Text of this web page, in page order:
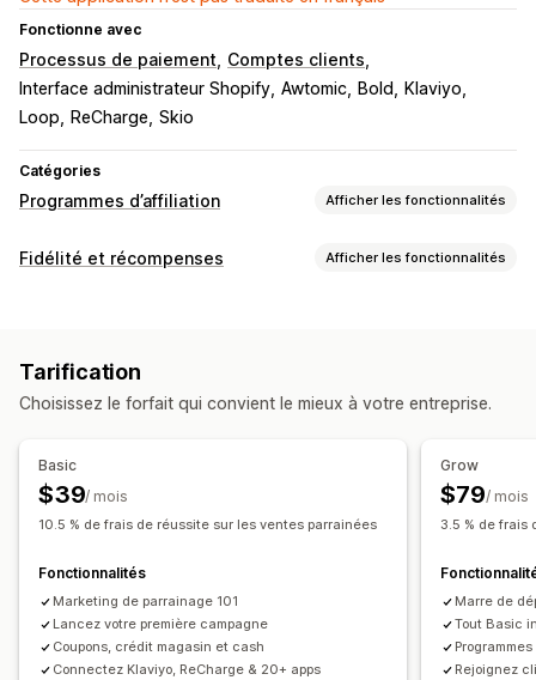
Fonctionne avec
Processus de paiement Comptes clients
Interface administrateur Shopify Awtomic Bold
Klaviyo
Loop
ReCharge Skio
Catégories
Programmes d’affiliation Afficher les fonctionnalités
Options de commission
Gestion des parrainages
Analyses de données
Génération de liens en bloc
Suivi par e-mail
Pop-ups après-vente
Protection contre les fraudes
Expérience des affiliés
Tableaux de bord personnalisés
Inscription personnalisée
Portail à l’image de la marque
Fidélité et récompenses Afficher les fonctionnalités
Programmes d’affiliation
Programmes de remises en espèces
Récompenses que vous pouvez offrir
Coupons
Remises en espèces
Récompenses personnalisées
Tarification
Choisissez le forfait qui convient le mieux à votre entreprise.
Basic
$39/ mois
10.5 % de frais de réussite sur les ventes parrainées
Fonctionnalités
Marketing de parrainage 101
Lancez votre première campagne
Coupons, crédit magasin et cash
Connectez Klaviyo, ReCharge & 20+ apps
Grow
$79/ mois
3.5 % de frais
Marre de
Tout Basic
Rejoignez